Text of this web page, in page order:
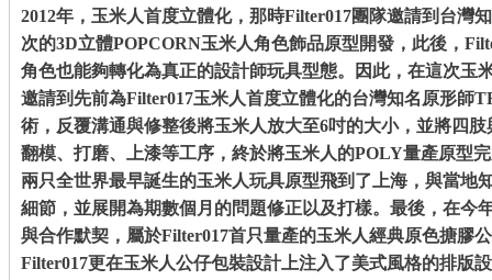
2012年，玉米人首度立體化，那時Filter017團隊邀請到台灣
次的3D立體POPCORN玉米人角色飾品原型開發，此後，
角色也能夠轉化為真正的設計師玩具型態。因此，在這次玉
邀請到先前為Filter017玉米人首度立體化的台灣知名原形師
術，反覆溝通與修整後將玉米人放大至6吋的大小，並將四
翻模、打磨、上漆等工序，終於將玉米人的POLY量產原型
兩只全世界最早誕生的玉米人玩具原型飛到了上海，與當地
細節，並展開為期數個月的問題修正以及打樣。最後，在今
與合作默契，屬於Filter017首只量產的玉米人經典原色搪膠
Filter017更在玉米人公仔包裝設計上注入了美式風格的排版